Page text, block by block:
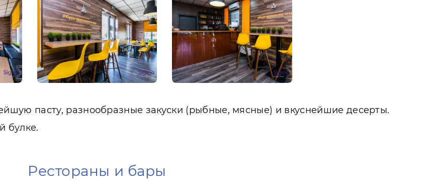
пасту, разнообразные закуски (рыбные, мясные) и вкуснейшие десерты.
булке.
Рестораны и бары